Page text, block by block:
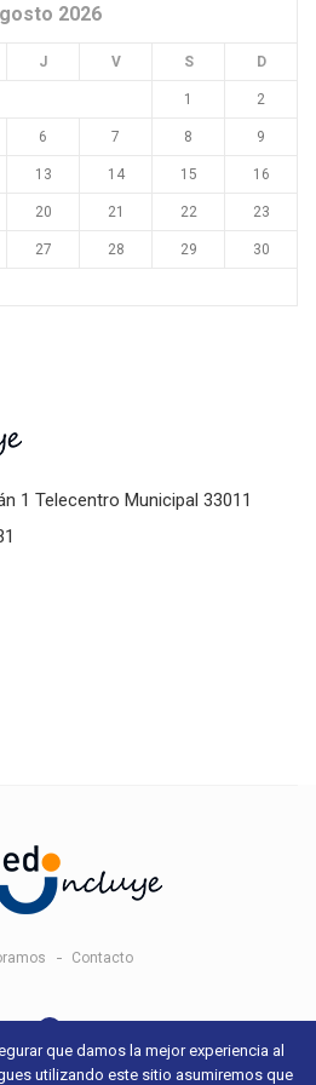
2026
J V S D
1 2
6 7 8 9
13 14 15 16
20 21 22 23
27 28 29 30
1 Telecentro Municipal 33011
Contacto
legal y condiciones de uso- Sitio web
que damos la mejor experiencia al
utilizando este sitio asumiremos que